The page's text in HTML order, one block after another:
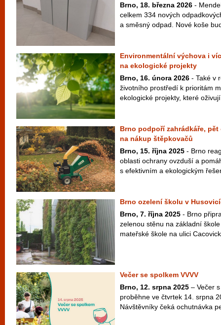
Brno, 18. března 2026 -
celkem 334 nových
a směsný odpad. Nové koše
Environmentální výchova i
na ekologické projekty
Brno, 16. února 2026 - Také v
životního prostředí k prioritám
ekologické projekty, které
Brno podpoří zahrádkáře,
na nákup štěpkovačů
Brno, 15. října 2025 - Brno
oblasti ochrany ovzduší a
s efektivním a ekologickým
Brno ozelení školu v
Brno, 7. října 2025 - Brno
zelenou stěnu na základní
mateřské škole na ulici
Večer se spolkem VVVV
Brno, 12. srpna 2025 – Večer
proběhne ve čtvrtek 14. srpna
Návštěvníky čeká ochutnávka